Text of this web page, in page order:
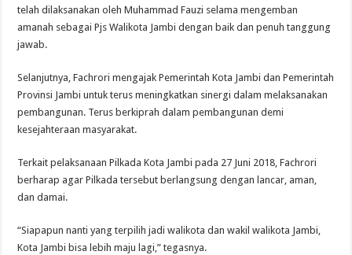
telah dilaksanakan oleh Muhammad Fauzi selama mengemban
amanah sebagai Pjs Walikota Jambi dengan baik dan penuh tanggung
jawab.
Selanjutnya, Fachrori mengajak Pemerintah Kota Jambi dan Pemerintah
Provinsi Jambi untuk terus meningkatkan sinergi dalam melaksanakan
pembangunan. Terus berkiprah dalam pembangunan demi
kesejahteraan masyarakat.
Terkait pelaksanaan Pilkada Kota Jambi pada 27 Juni 2018, Fachrori
berharap agar Pilkada tersebut berlangsung dengan lancar, aman,
dan damai.
“Siapapun nanti yang terpilih jadi walikota dan wakil walikota Jambi,
Kota Jambi bisa lebih maju lagi,” tegasnya.